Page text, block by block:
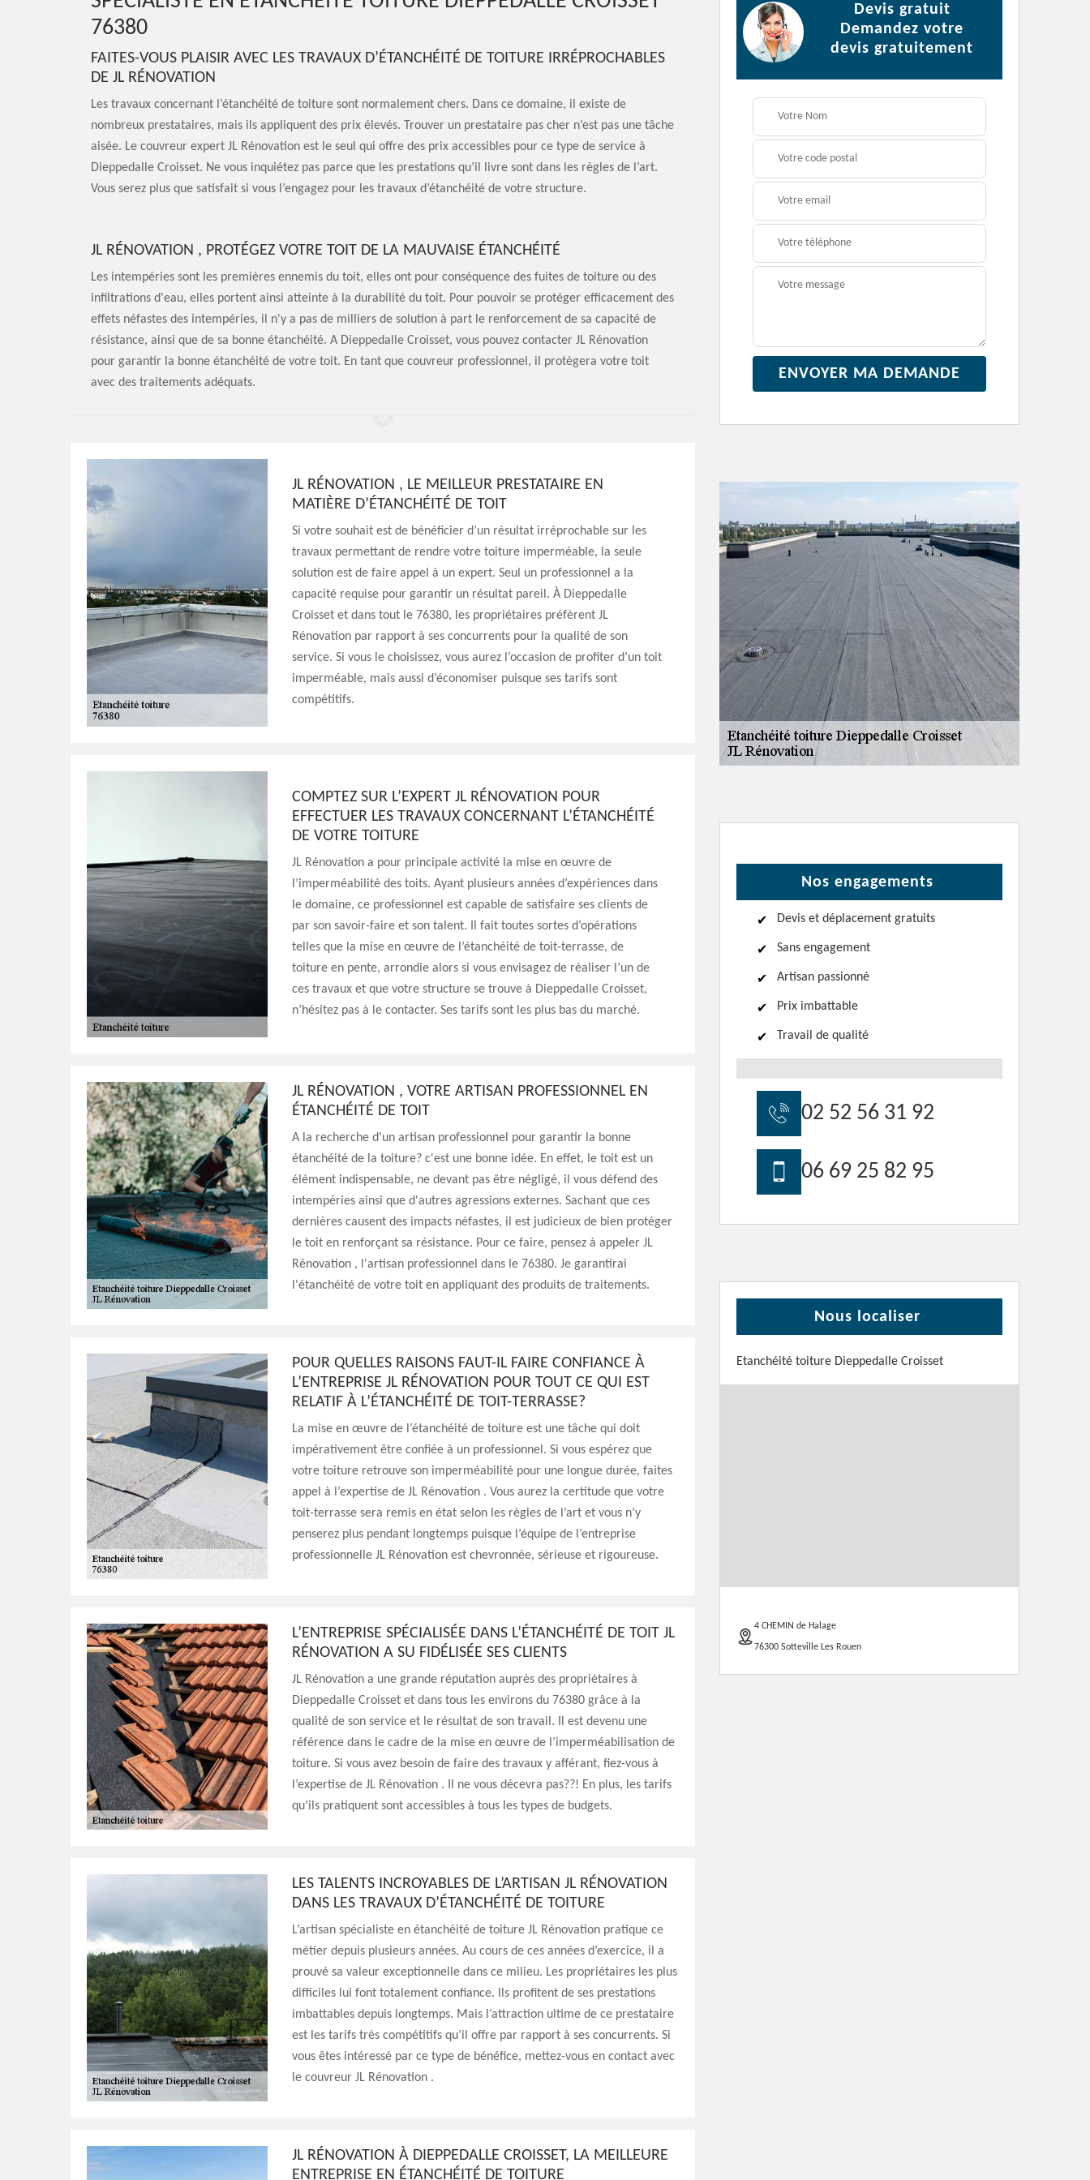
76380
FAITES-VOUS PLAISIR AVEC LES TRAVAUX D’ÉTANCHÉITÉ DE TOITURE IRRÉPROCHABLES
DE JL RÉNOVATION
Les travaux concernant l’étanchéité de toiture sont normalement chers. Dans ce domaine, il existe de
nombreux prestataires, mais ils appliquent des prix élevés. Trouver un prestataire pas cher n’est pas une tâche
aisée. Le couvreur expert JL Rénovation est le seul qui offre des prix accessibles pour ce type de service à
Dieppedalle Croisset. Ne vous inquiétez pas parce que les prestations qu’il livre sont dans les règles de l’art.
Vous serez plus que satisfait si vous l’engagez pour les travaux d’étanchéité de votre structure.
JL RÉNOVATION , PROTÉGEZ VOTRE TOIT DE LA MAUVAISE ÉTANCHÉITÉ
Les intempéries sont les premières ennemis du toit, elles ont pour conséquence des fuites de toiture ou des
infiltrations d'eau, elles portent ainsi atteinte à la durabilité du toit. Pour pouvoir se protéger efficacement des
effets néfastes des intempéries, il n'y a pas de milliers de solution à part le renforcement de sa capacité de
résistance, ainsi que de sa bonne étanchéité. A Dieppedalle Croisset, vous pouvez contacter JL Rénovation
pour garantir la bonne étanchéité de votre toit. En tant que couvreur professionnel, il protègera votre toit
avec des traitements adéquats.
JL RÉNOVATION , LE MEILLEUR PRESTATAIRE EN
MATIÈRE D’ÉTANCHÉITÉ DE TOIT
Si votre souhait est de bénéficier d’un résultat irréprochable sur les
travaux permettant de rendre votre toiture imperméable, la seule
solution est de faire appel à un expert. Seul un professionnel a la
capacité requise pour garantir un résultat pareil. À Dieppedalle
Croisset et dans tout le 76380, les propriétaires préfèrent JL
Rénovation par rapport à ses concurrents pour la qualité de son
service. Si vous le choisissez, vous aurez l’occasion de profiter d’un toit
imperméable, mais aussi d’économiser puisque ses tarifs sont
compétitifs.
COMPTEZ SUR L’EXPERT JL RÉNOVATION POUR
EFFECTUER LES TRAVAUX CONCERNANT L’ÉTANCHÉITÉ
DE VOTRE TOITURE
JL Rénovation a pour principale activité la mise en œuvre de
l’imperméabilité des toits. Ayant plusieurs années d’expériences dans
le domaine, ce professionnel est capable de satisfaire ses clients de
par son savoir-faire et son talent. Il fait toutes sortes d’opérations
telles que la mise en œuvre de l’étanchéité de toit-terrasse, de
toiture en pente, arrondie alors si vous envisagez de réaliser l’un de
ces travaux et que votre structure se trouve à Dieppedalle Croisset,
n’hésitez pas à le contacter. Ses tarifs sont les plus bas du marché.
JL RÉNOVATION , VOTRE ARTISAN PROFESSIONNEL EN
ÉTANCHÉITÉ DE TOIT
A la recherche d'un artisan professionnel pour garantir la bonne
étanchéité de la toiture? c'est une bonne idée. En effet, le toit est un
élément indispensable, ne devant pas être négligé, il vous défend des
intempéries ainsi que d'autres agressions externes. Sachant que ces
dernières causent des impacts néfastes, il est judicieux de bien protéger
le toit en renforçant sa résistance. Pour ce faire, pensez à appeler JL
Rénovation , l'artisan professionnel dans le 76380. Je garantirai
l'étanchéité de votre toit en appliquant des produits de traitements.
POUR QUELLES RAISONS FAUT-IL FAIRE CONFIANCE À
L’ENTREPRISE JL RÉNOVATION POUR TOUT CE QUI EST
RELATIF À L’ÉTANCHÉITÉ DE TOIT-TERRASSE?
La mise en œuvre de l’étanchéité de toiture est une tâche qui doit
impérativement être confiée à un professionnel. Si vous espérez que
votre toiture retrouve son imperméabilité pour une longue durée, faites
appel à l’expertise de JL Rénovation . Vous aurez la certitude que votre
toit-terrasse sera remis en état selon les règles de l’art et vous n’y
penserez plus pendant longtemps puisque l’équipe de l’entreprise
professionnelle JL Rénovation est chevronnée, sérieuse et rigoureuse.
L’ENTREPRISE SPÉCIALISÉE DANS L’ÉTANCHÉITÉ DE TOIT JL
RÉNOVATION A SU FIDÉLISÉE SES CLIENTS
JL Rénovation a une grande réputation auprès des propriétaires à
Dieppedalle Croisset et dans tous les environs du 76380 grâce à la
qualité de son service et le résultat de son travail. Il est devenu une
référence dans le cadre de la mise en œuvre de l’imperméabilisation de
toiture. Si vous avez besoin de faire des travaux y afférant, fiez-vous à
l’expertise de JL Rénovation . Il ne vous décevra pas??! En plus, les tarifs
qu’ils pratiquent sont accessibles à tous les types de budgets.
LES TALENTS INCROYABLES DE L’ARTISAN JL RÉNOVATION
DANS LES TRAVAUX D’ÉTANCHÉITÉ DE TOITURE
L’artisan spécialiste en étanchéité de toiture JL Rénovation pratique ce
métier depuis plusieurs années. Au cours de ces années d’exercice, il a
prouvé sa valeur exceptionnelle dans ce milieu. Les propriétaires les plus
difficiles lui font totalement confiance. Ils profitent de ses prestations
imbattables depuis longtemps. Mais l’attraction ultime de ce prestataire
est les tarifs très compétitifs qu’il offre par rapport à ses concurrents. Si
vous êtes intéressé par ce type de bénéfice, mettez-vous en contact avec
le couvreur JL Rénovation .
JL RÉNOVATION À DIEPPEDALLE CROISSET, LA MEILLEURE
ENTREPRISE EN ÉTANCHÉITÉ DE TOITURE
Devis gratuit
Demandez votre
devis gratuitement
Nos engagements
Devis et déplacement gratuits
Sans engagement
Artisan passionné
Prix imbattable
Travail de qualité
02 52 56 31 92
06 69 25 82 95
Nous localiser
Etanchéité toiture Dieppedalle Croisset
4 CHEMIN de Halage
76300 Sotteville Les Rouen